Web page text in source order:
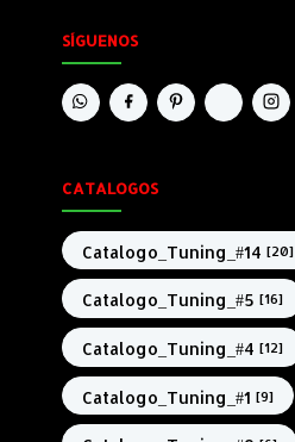
SÍGUENOS
CATALOGOS
Catalogo_Tuning_#14 [20]
Catalogo_Tuning_#5 [16]
Catalogo_Tuning_#4 [12]
Catalogo_Tuning_#1 [9]